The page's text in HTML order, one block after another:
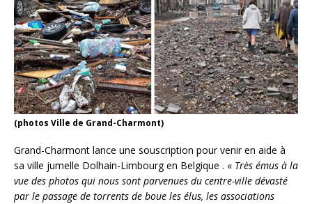
(photos Ville de Grand-Charmont)
Grand-Charmont lance une souscription pour venir en aide à
sa ville jumelle Dolhain-Limbourg en Belgique . « Très émus à la
vue des photos qui nous sont parvenues du centre-ville dévasté
par le passage de torrents de boue les élus, les associations